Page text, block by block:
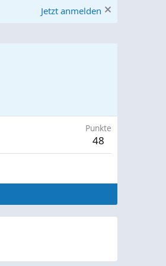
Jetzt anmelden
Punkte
48